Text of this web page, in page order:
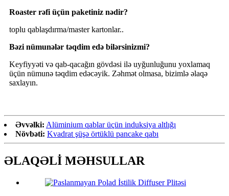
Roaster rəfi üçün paketiniz nədir?
toplu qablaşdırma/master kartonlar..
Bəzi nümunələr təqdim edə bilərsinizmi?
Keyfiyyəti və qab-qacağın gövdəsi ilə uyğunluğunu yoxlamaq
üçün nümunə təqdim edəcəyik. Zəhmət olmasa, bizimlə əlaqə
saxlayın.
Əvvəlki: Alüminium qablar üçün induksiya altlığı
Növbəti: Kvadrat şüşə örtüklü pancake qabı
ƏLAQƏLİ MƏHSULLAR